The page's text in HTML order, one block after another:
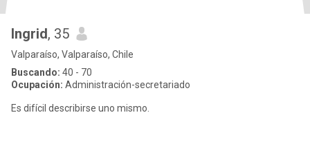
Ingrid, 35
Valparaíso, Valparaíso, Chile
Buscando: 40 - 70
Ocupación: Administración-secretariado
Es difícil describirse uno mismo.